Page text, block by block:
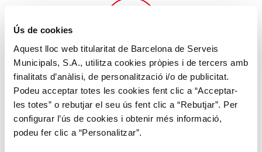
Ús de cookies
Aquest lloc web titularitat de Barcelona de Serveis
Municipals, S.A., utilitza cookies pròpies i de tercers amb
finalitats d’anàlisi, de personalització i/o de publicitat.
Podeu acceptar totes les cookies fent clic a “Acceptar-
les totes” o rebutjar el seu ús fent clic a “Rebutjar”. Per
configurar l’ús de cookies i obtenir més informació,
podeu fer clic a “Personalitzar”.
Servei amb 557
estacions
Repartides per tota la ciutat, siguis
on siguis hi ha un Bicing a prop teu.